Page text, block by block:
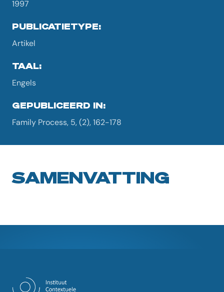
1997
PUBLICATIETYPE:
Artikel
TAAL:
Engels
GEPUBLICEERD IN:
Family Process, 5, (2), 162-178
SAMENVATTING